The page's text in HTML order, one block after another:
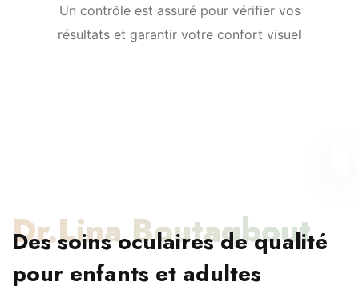
Un contrôle est assuré pour vérifier vos
résultats et garantir votre confort visuel
Dr.Lina Boutaqbout
Des soins oculaires de qualité
pour enfants et adultes